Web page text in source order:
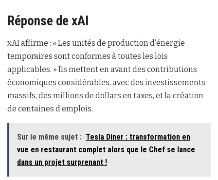
Réponse de xAI
xAI affirme : « Les unités de production d’énergie
temporaires sont conformes à toutes les lois
applicables. » Ils mettent en avant des contributions
économiques considérables, avec des investissements
massifs, des millions de dollars en taxes, et la création
de centaines d’emplois.
Sur le même sujet : Tesla Diner : transformation en
vue en restaurant complet alors que le Chef se lance
dans un projet surprenant !